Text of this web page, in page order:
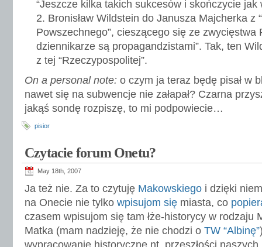
“Jeszcze kilka takich sukcesów i skończycie jak
Bronisław Wildstein do Janusza Majcherka z
Powszechnego”, cieszącego się ze zwycięstwa
dziennikarze są propagandzistami”. Tak, ten
z tej “Rzeczypospolitej”.
On a personal note: o czym ja teraz będę pisał w
nawet się na subwencje nie załapał? Czarna
jakąś sondę rozpiszę, to mi podpowiecie…
pisior
Czytacie forum Onetu?
May 18th, 2007
Ja też nie. Za to czytuję Makowskiego i dzięki
na Onecie nie tylko wpisujom się miasta, co
czasem wpisujom się tam łże-historycy w rodzaju
Matka (mam nadzieję, że nie chodzi o TW “Albinę”
wypracowanie historyczne nt. przeszłości naszych